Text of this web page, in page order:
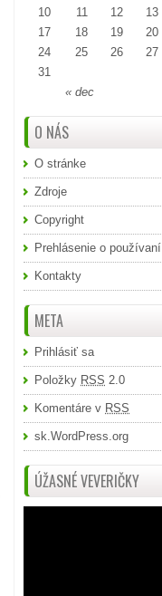
« dec
10
11 12 13
17
18 19 20
24
25 26 27
31
O NÁS
O stránke
Zdroje
Copyright
Prehlásenie o používaní
Kontakty
META
Prihlásiť sa
Položky RSS 2.0
Komentáre v RSS
sk.WordPress.org
ÚŽASNÉ VEVERIČKY